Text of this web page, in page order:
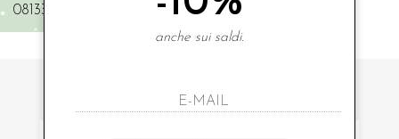
0813331162
ISCRIVITI ALLA NOSTRA NEWSLETTER
anche sui saldi.